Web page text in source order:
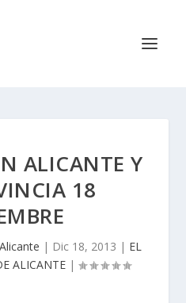
ALICANTE Y
18
| Dic 18, 2013 | EL
ALICANTE |